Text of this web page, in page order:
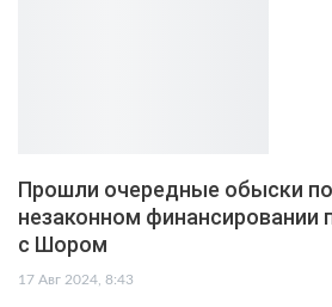
Прошли очередные обыски
незаконном финансировании
с Шором
17 Авг 2024, 8:43